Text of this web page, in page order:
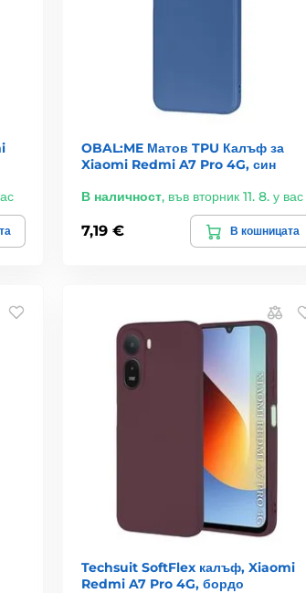
OBAL:ME Матов TPU Калъф за
Xiaomi Redmi A7 Pro 4G, син
В наличност, във вторник 11. 8. у вас
7,19 € В кошницата
Techsuit SoftFlex калъф, Xiaomi
Redmi A7 Pro 4G, бордо